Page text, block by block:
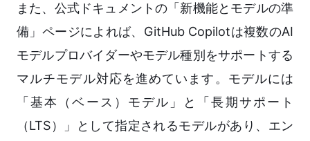
また、公式ドキュメントの「新機能とモデルの準
備」ページによれば、GitHub Copilotは複数のAI
モデルプロバイダーやモデル種別をサポートする
マルチモデル対応を進めています。モデルには
「基本（ベース）モデル」と「長期サポート
（LTS）」として指定されるモデルがあり、エン